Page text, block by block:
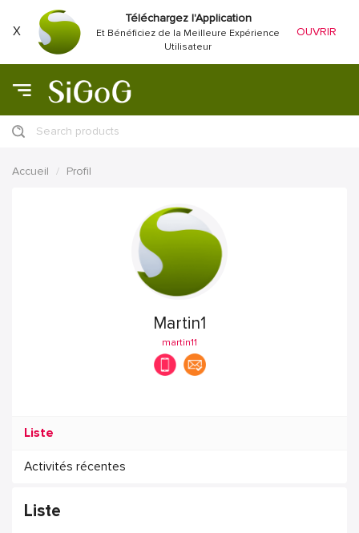
X
Téléchargez l'Application
Et Bénéficiez de la Meilleure Expérience
Utilisateur
OUVRIR
Search products
Accueil Profil
Martin1
martin11
Liste
Activités récentes
Liste